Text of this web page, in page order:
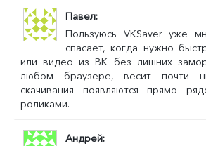
Павел
Пользуюсь VKSaver уже
спасает, когда нужно
или видео из ВК без лишних
любом браузере, весит почти
скачивания появляются прямо
роликами.
Андрей